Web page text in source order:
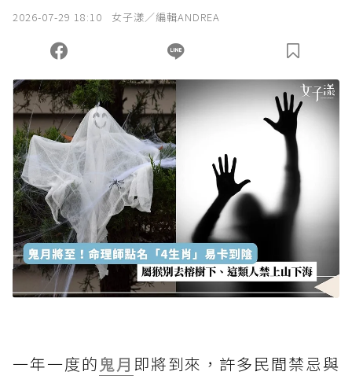
2026-07-29 18:10 女子漾／編輯ANDREA
一年一度的 鬼月 即將到來，許多民間禁忌與